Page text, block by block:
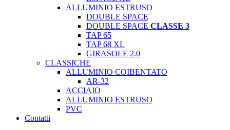
ALLUMINIO ESTRUSO
DOUBLE SPACE
DOUBLE SPACE CLASSE 3
TAP 65
TAP 68 XL
GIRASOLE 2.0
CLASSICHE
ALLUMINIO COIBENTATO
AR-32
ACCIAIO
ALLUMINIO ESTRUSO
PVC
Contatti